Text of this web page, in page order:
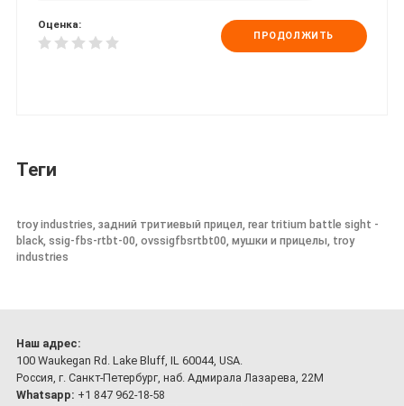
Оценка:
ПРОДОЛЖИТЬ
Теги
troy industries, задний тритиевый прицел, rear tritium battle sight -
black, ssig-fbs-rtbt-00, ovssigfbsrtbt00, мушки и прицелы, troy
industries
Наш адрес:
100 Waukegan Rd. Lake Bluff, IL 60044, USA.
Россия, г. Санкт-Петербург, наб. Адмирала Лазарева, 22М
Whatsapp: +1 847 962-18-58